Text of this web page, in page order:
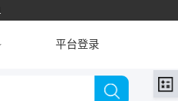
平台登录